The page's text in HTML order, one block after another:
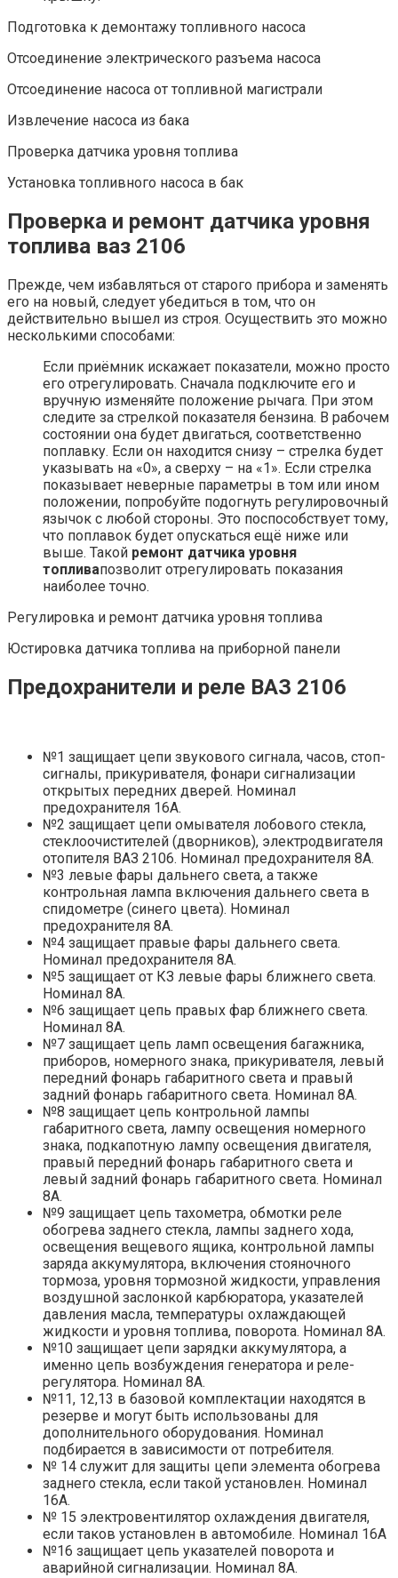
Подготовка к демонтажу топливного насоса
Отсоединение электрического разъема насоса
Отсоединение насоса от топливной магистрали
Извлечение насоса из бака
Проверка датчика уровня топлива
Установка топливного насоса в бак
Проверка и ремонт датчика уровня
топлива ваз 2106
Прежде, чем избавляться от старого прибора и заменять
его на новый, следует убедиться в том, что он
действительно вышел из строя. Осуществить это можно
несколькими способами:
Если приёмник искажает показатели, можно просто
его отрегулировать. Сначала подключите его и
вручную изменяйте положение рычага. При этом
следите за стрелкой показателя бензина. В рабочем
состоянии она будет двигаться, соответственно
поплавку. Если он находится снизу – стрелка будет
указывать на «0», а сверху – на «1». Если стрелка
показывает неверные параметры в том или ином
положении, попробуйте подогнуть регулировочный
язычок с любой стороны. Это поспособствует тому,
что поплавок будет опускаться ещё ниже или
выше. Такой ремонт датчика уровня
топливапозволит отрегулировать показания
наиболее точно.
Регулировка и ремонт датчика уровня топлива
Юстировка датчика топлива на приборной панели
Предохранители и реле ВАЗ 2106
№1 защищает цепи звукового сигнала, часов, стоп-
сигналы, прикуривателя, фонари сигнализации
открытых передних дверей. Номинал
предохранителя 16А.
№2 защищает цепи омывателя лобового стекла,
стеклоочистителей (дворников), электродвигателя
отопителя ВАЗ 2106. Номинал предохранителя 8А.
№3 левые фары дальнего света, а также
контрольная лампа включения дальнего света в
спидометре (синего цвета). Номинал
предохранителя 8А.
№4 защищает правые фары дальнего света.
Номинал предохранителя 8А.
№5 защищает от КЗ левые фары ближнего света.
Номинал 8А.
№6 защищает цепь правых фар ближнего света.
Номинал 8А.
№7 защищает цепь ламп освещения багажника,
приборов, номерного знака, прикуривателя, левый
передний фонарь габаритного света и правый
задний фонарь габаритного света. Номинал 8А.
№8 защищает цепь контрольной лампы
габаритного света, лампу освещения номерного
знака, подкапотную лампу освещения двигателя,
правый передний фонарь габаритного света и
левый задний фонарь габаритного света. Номинал
8А.
№9 защищает цепь тахометра, обмотки реле
обогрева заднего стекла, лампы заднего хода,
освещения вещевого ящика, контрольной лампы
заряда аккумулятора, включения стояночного
тормоза, уровня тормозной жидкости, управления
воздушной заслонкой карбюратора, указателей
давления масла, температуры охлаждающей
жидкости и уровня топлива, поворота. Номинал 8А.
№10 защищает цепи зарядки аккумулятора, а
именно цепь возбуждения генератора и реле-
регулятора. Номинал 8А.
№11, 12,13 в базовой комплектации находятся в
резерве и могут быть использованы для
дополнительного оборудования. Номинал
подбирается в зависимости от потребителя.
№ 14 служит для защиты цепи элемента обогрева
заднего стекла, если такой установлен. Номинал
16А.
№ 15 электровентилятор охлаждения двигателя,
если таков установлен в автомобиле. Номинал 16А
№16 защищает цепь указателей поворота и
аварийной сигнализации. Номинал 8А.